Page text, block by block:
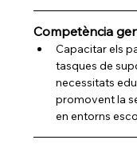
Competència
Capacitar els
tasques de
necessitats
promovent la
en entorns